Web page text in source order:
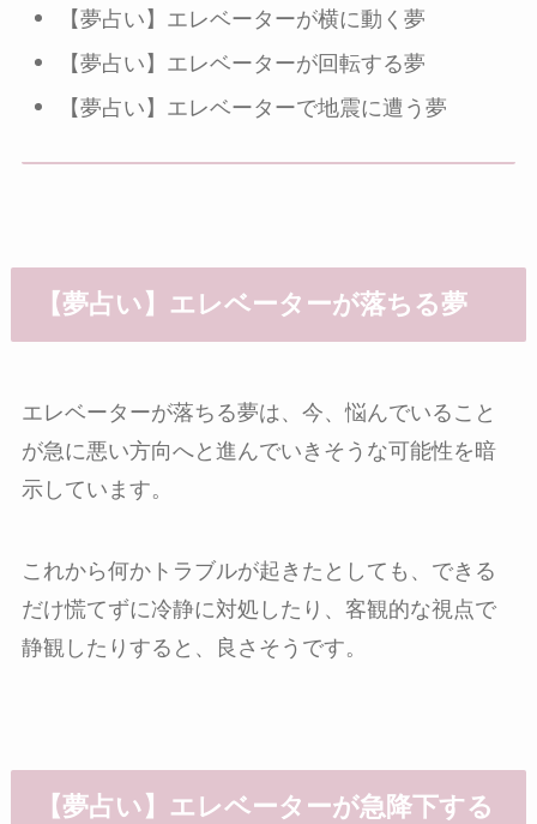
【夢占い】エレベーターが横に動く夢
【夢占い】エレベーターが回転する夢
【夢占い】エレベーターで地震に遭う夢
【夢占い】エレベーターが落ちる夢
エレベーターが落ちる夢は、今、悩んでいること
が急に悪い方向へと進んでいきそうな可能性を暗
示しています。
これから何かトラブルが起きたとしても、できる
だけ慌てずに冷静に対処したり、客観的な視点で
静観したりすると、良さそうです。
【夢占い】エレベーターが急降下する